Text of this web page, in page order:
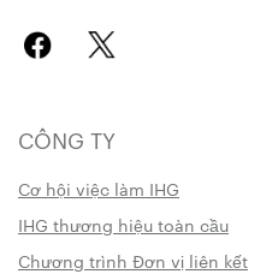
CÔNG TY
Cơ hội việc làm IHG
IHG thương hiệu toàn cầu
Chương trình Đơn vị liên kết